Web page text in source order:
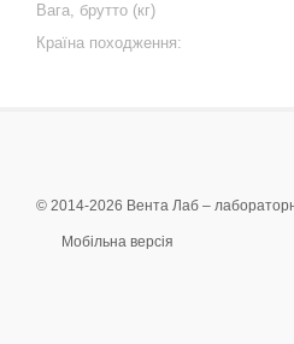
Вага, брутто (кг)
Країна походження:
© 2014-2026 Вента Лаб –
Мобільна версія